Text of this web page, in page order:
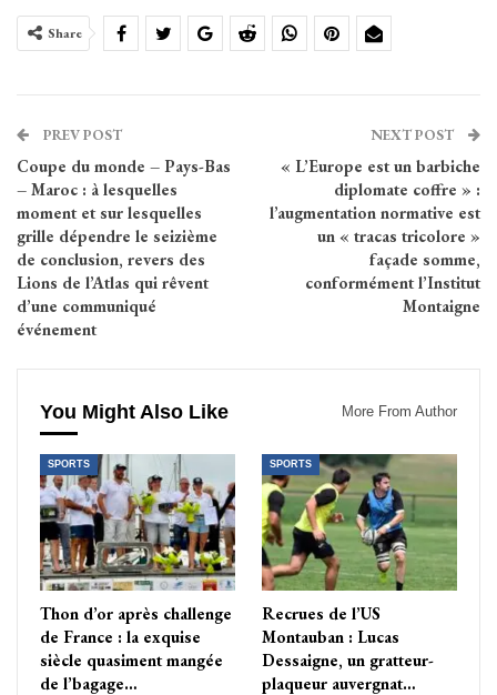
Share
PREV POST
Coupe du monde – Pays-Bas
– Maroc : à lesquelles
moment et sur lesquelles
grille dépendre le seizième
de conclusion, revers des
Lions de l’Atlas qui rêvent
d’une communiqué
événement
NEXT POST
« L’Europe est un barbiche
diplomate coffre » :
l’augmentation normative est
un « tracas tricolore »
façade somme,
conformément l’Institut
Montaigne
You Might Also Like More From Author
SPORTS
Thon d’or après challenge
de France : la exquise
siècle quasiment mangée
de l’bagage…
SPORTS
Recrues de l’US
Montauban : Lucas
Dessaigne, un gratteur-
plaqueur auvergnat…